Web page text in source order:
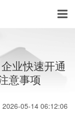
业快速开通
意事项
2026-05-14 06:12:06